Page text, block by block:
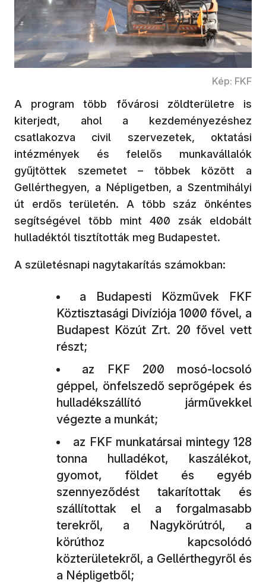
Kép: FKF
A program több fővárosi zöldterületre is
kiterjedt, ahol a kezdeményezéshez
csatlakozva civil szervezetek, oktatási
intézmények és felelős munkavállalók
gyűjtöttek szemetet – többek között a
Gellérthegyen, a Népligetben, a Szentmihályi
út erdős területén. A több száz önkéntes
segítségével több mint 400 zsák eldobált
hulladéktól tisztították meg Budapestet.
A születésnapi nagytakarítás számokban:
a Budapesti Közművek FKF
Köztisztasági Divíziója 1000 fővel, a
Budapest Közút Zrt. 20 fővel vett
részt;
az FKF 200 mosó-locsoló
géppel, önfelszedő seprőgépek és
hulladékszállító járművekkel
végezte a munkát;
az FKF munkatársai mintegy 128
tonna hulladékot, kaszálékot,
gyomot, földet és egyéb
szennyeződést takarítottak és
szállítottak el a forgalmasabb
terekről, a Nagykörútról, a
körúthoz kapcsolódó
közterületekről, a Gellérthegyről és
a Népligetből;